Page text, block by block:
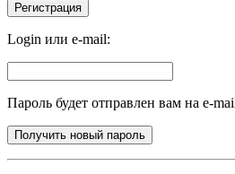
Login или e-mail:
Пароль будет отправлен вам на e-